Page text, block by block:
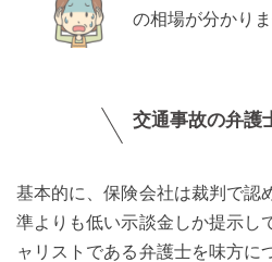
の相場が分かり
交通事故の弁護
基本的に、保険会社は裁判で認
準よりも低い示談金しか提示し
ャリストである弁護士を味方に